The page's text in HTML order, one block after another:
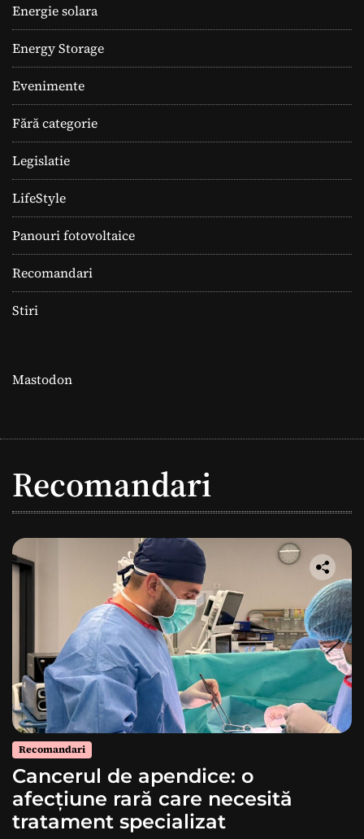
Energie solara
Energy Storage
Evenimente
Fără categorie
Legislatie
LifeStyle
Panouri fotovoltaice
Recomandari
Stiri
Mastodon
Recomandari
Recomandari
Cancerul de apendice: o
afecțiune rară care necesită
tratament specializat